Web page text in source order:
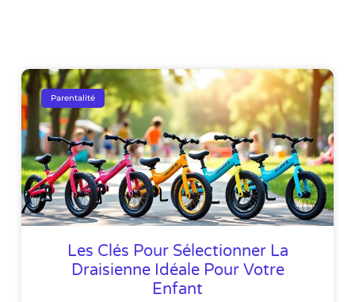
Parentalité
Les Clés Pour Sélectionner La
Draisienne Idéale Pour Votre
Enfant